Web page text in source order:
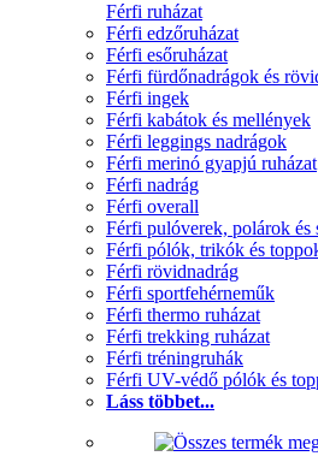
Férfi ruházat
Férfi edzőruházat
Férfi esőruházat
Férfi fürdőnadrágok és
Férfi ingek
Férfi kabátok és mellények
Férfi leggings nadrágok
Férfi merinó gyapjú ruházat
Férfi nadrág
Férfi overall
Férfi pulóverek, polárok és
Férfi pólók, trikók és
Férfi rövidnadrág
Férfi sportfehérneműk
Férfi thermo ruházat
Férfi trekking ruházat
Férfi tréningruhák
Férfi UV-védő pólók és
Láss többet...